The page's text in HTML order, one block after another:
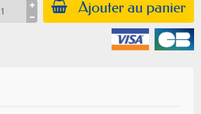
Ajouter au panier